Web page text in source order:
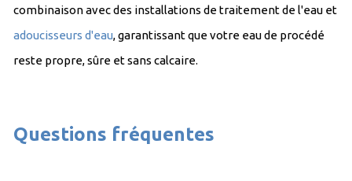
combinaison avec des installations de traitement de l'eau et
adoucisseurs d'eau, garantissant que votre eau de procédé
reste propre, sûre et sans calcaire.
Questions fréquentes